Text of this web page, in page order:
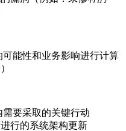
能性和业务影响进行计算
需要采取的关键行动
行的系统架构更新